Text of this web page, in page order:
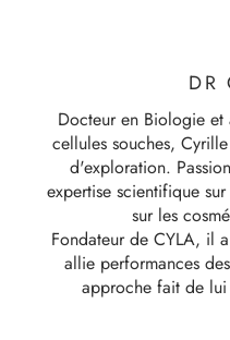
DR
Docteur en Biologie
cellules souches,
d'exploration.
expertise scientifique
sur les
Fondateur de CYLA, il
allie performances
approche fait de